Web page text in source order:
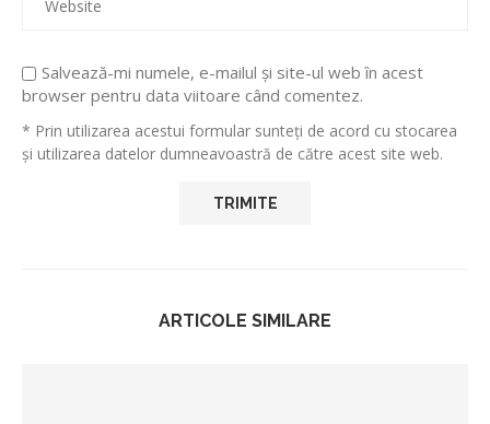
Salvează-mi numele, e-mailul și site-ul web în acest
browser pentru data viitoare când comentez.
* Prin utilizarea acestui formular sunteți de acord cu stocarea
și utilizarea datelor dumneavoastră de către acest site web.
ARTICOLE SIMILARE